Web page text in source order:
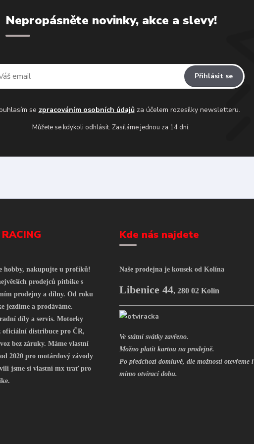
Nepropásněte novinky, akce a slevy!
Přihlásit se
se zpracováním osobních údajůza účelem rozesílky newsletteru.
Můžete se kdykoli odhlásit. Zasíláme jednou za 14 dní.
hobby, nakupujte u profíků!
prodejců pitbike s
prodejny a dílny. Od roku
jezdíme a prodáváme.
díly a servis. Motorky
oficiální distribuce pro ČR,
bez záruky. Máme vlastní
2020 pro motárdový závody
jsme si vlastní mx trať pro
Kde nás najdete
Naše prodejna je kousek od Kolína
Libenice 44, 280 02 Kolín
Ve státní svátky zavřeno.
Možno platit kartou na prodejně.
Po předchozí domluvě, dle možností otevřeme i
mimo otvírací dobu.